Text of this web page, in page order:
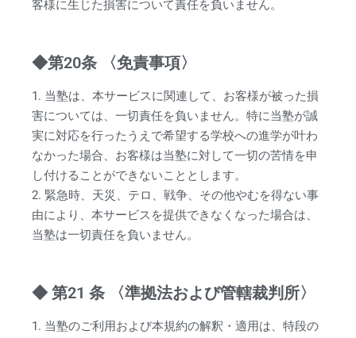
客様に生じた損害について責任を負いません。
◆第20条 〈免責事項〉
1. 当塾は、本サービスに関連して、お客様が被った損
害については、一切責任を負いません。特に当塾が誠
実に対応を行ったうえで希望する学校への進学が叶わ
なかった場合、お客様は当塾に対して一切の苦情を申
し付けることができないこととします。
2. 緊急時、天災、テロ、戦争、その他やむを得ない事
由により、本サービスを提供できなくなった場合は、
当塾は一切責任を負いません。
◆ 第21 条 〈準拠法および管轄裁判所〉
1. 当塾のご利用および本規約の解釈・適用は、特段の